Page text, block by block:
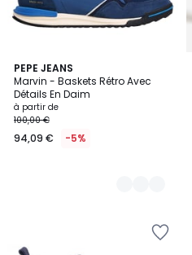
PEPE JEANS
Marvin - Baskets Rétro Avec
Détails En Daim
à partir de
100,00 €
94,09 € -5%
2
Couleurs